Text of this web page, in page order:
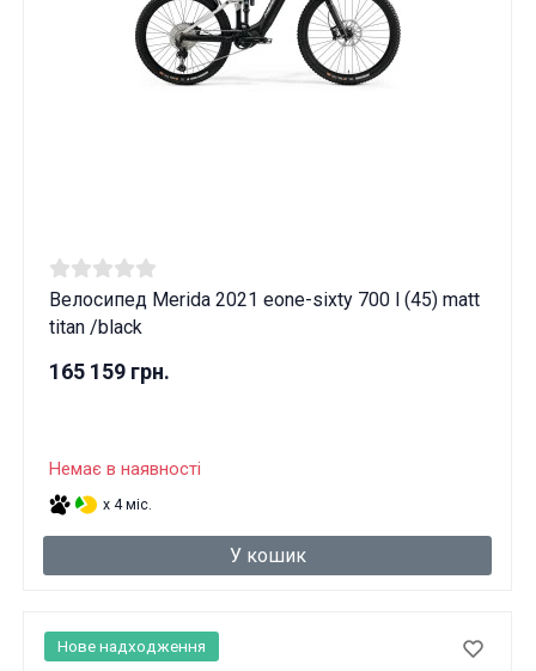
Велосипед Merida 2021 eone-sixty 700 l (45) matt
titan /black
165 159 грн.
Немає в наявності
x 4 міс.
У кошик
Нове надходження